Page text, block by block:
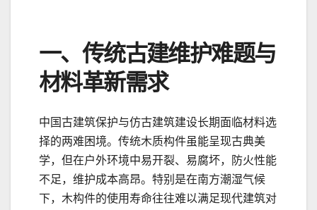
一、传统古建维护难题与
材料革新需求
中国古建筑保护与仿古建筑建设长期面临材料选
择的两难困境。传统木质构件虽能呈现古典美
学，但在户外环境中易开裂、易腐坏，防火性能
不足，维护成本高昂。特别是在南方潮湿气候
下，木构件的使用寿命往往难以满足现代建筑对